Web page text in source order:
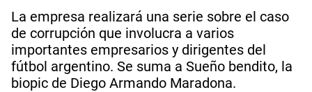
La empresa realizará una serie sobre el caso
de corrupción que involucra a varios
importantes empresarios y dirigentes del
fútbol argentino. Se suma a Sueño bendito, la
biopic de Diego Armando Maradona.